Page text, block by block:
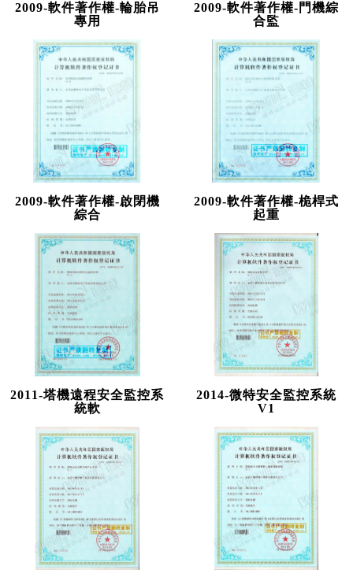
2009-軟件著作權-輪胎吊
專用
2009-軟件著作權-門機綜
合監
2009-軟件著作權-啟閉機
綜合
2009-軟件著作權-桅桿式
起重
2011-塔機遠程安全監控系
統軟
2014-微特安全監控系統
V1